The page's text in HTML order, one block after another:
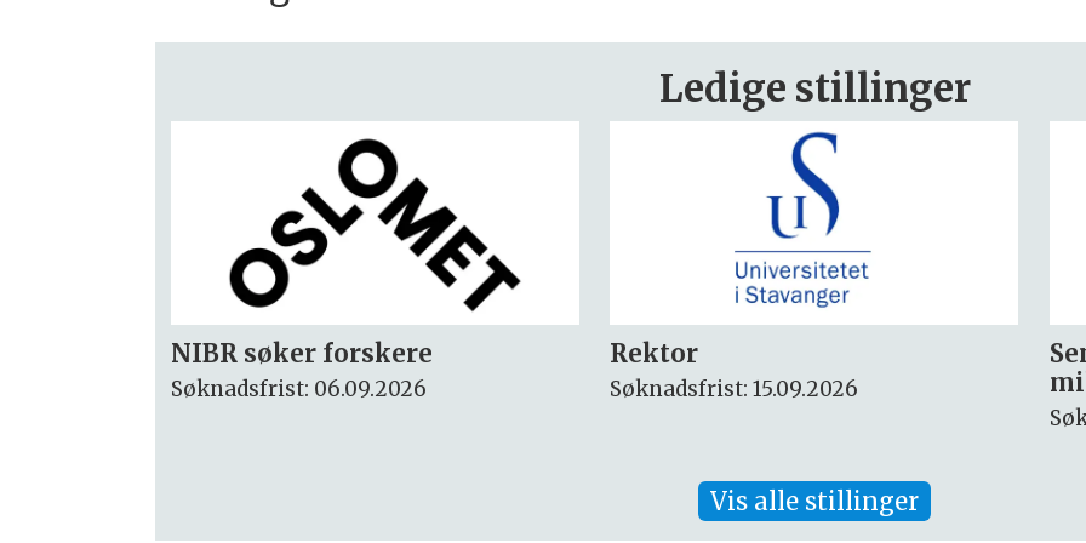
Ledige stillinger
Rektor
Søknadsfrist: 15.09.2026
Seniorforsker innen
miljøkjemi og arktisk miljø
Vis alle stillinger